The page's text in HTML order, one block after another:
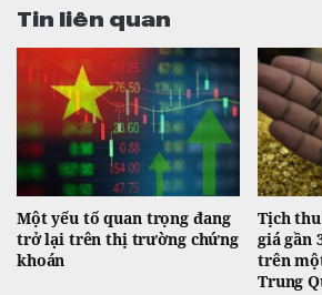
Tin liên quan
Một yếu tố quan trọng đang
trở lại trên thị trường chứng
khoán
Tịch
giá gần
trên
Trung